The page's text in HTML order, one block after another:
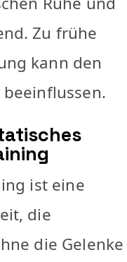
Zu frühe
kann den
ist eine
die
die Gelenke